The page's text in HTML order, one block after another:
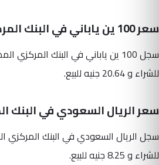
سعر 100 ين ياباني في البنك المركزي المصري
للشراء و 20.64 جنيه للبيع.
سعر الريال السعودي في البنك
للشراء و 8.25 جنيه للبيع.